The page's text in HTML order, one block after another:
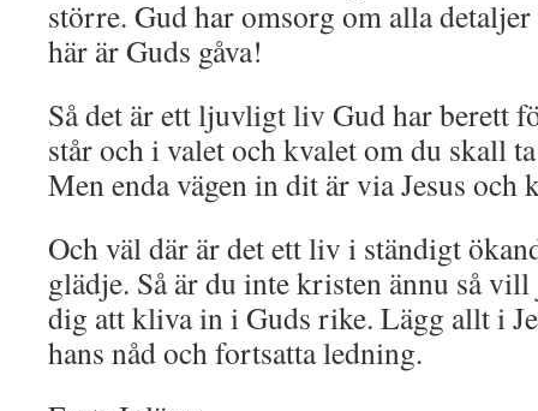
större. Gud har omsorg om alla
här är Guds gåva!
Så det är ett ljuvligt liv Gud har berett
står och i valet och kvalet om du skall
Men enda vägen in dit är via Jesus och
Och väl där är det ett liv i ständigt
glädje. Så är du inte kristen ännu så
dig att kliva in i Guds rike. Lägg allt i
hans nåd och fortsatta ledning.